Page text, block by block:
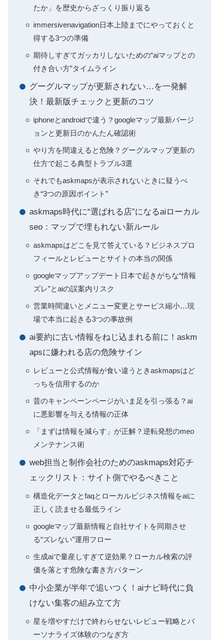
たか」を歴史からざっくり振り返る
immersivenavigation日本上陸までにやっておくと
得する3つの準備
期待しすぎてガッカリしないための“aiマップとの
付き合い方”タイムライン
グーグルマップが更新されない…を一発解
決！最新版チェックと更新のコツ
iphoneとandroidで違う？googleマップ最新バージ
ョンと更新日のかんたん確認術
やり方を間違えると危険？グーグルマップ更新の
仕方で起こる典型トラブル3選
それでもaskmapsが表示されないときに疑うべ
き“3つの原因ポイント”
askmaps時代に“選ばれる店”になるaiローカル
seo：マップで埋もれない新ルール
askmapsはどこを見て答えている？ビジネスプロ
フィールとレビューとサイトの本当の関係
googleマップアップデート日本で起きがちな“情報
ズレ”とaiの誤案内リスク
営業時間違いとメニュー変更とサービス縮小…現
場で本当に起きる3つの事故例
ai要約に古い情報をねじ込まれる前に！askm
apsに嫌われる店の危険サイン
レビューと公式情報が食い違うときaskmapsはど
っちを信用するのか
昔のキャンペーンページがいま足を引っ張る？ai
に悪影響を与える情報の正体
「まずは情報を減らす」が正解？逆転発想のmeo
メンテナンス術
web担当と制作会社のためのaskmaps対応チ
ェックリスト：サイト側でやるべきこと
構造化データとfaqとローカルビジネス情報をaiに
正しく読ませる最低ライン
googleマップ最新情報と自社サイトを同期させ
る“ズレない”運用フロー
生成aiで量産しすぎて逆効果？ローカル検索の評
価を落とす危険な書き方パターン
中小企業が半年で追いつく！aiナビ時代に負
けない集客の組み立て方
星を増やすだけで終わらせないレビュー戦略とパ
ーソナライズ体験のつなぎ方